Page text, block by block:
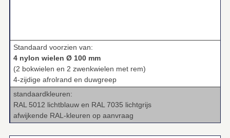
Standaard voorzien van:
4 nylon wielen Ø 100 mm
(2 bokwielen en 2 zwenkwielen met rem)
4-zijdige afrolrand en duwgreep
standaardkleuren:
RAL 5012 lichtblauw en RAL 7035 lichtgrijs
afwijkende RAL-kleuren op aanvraag